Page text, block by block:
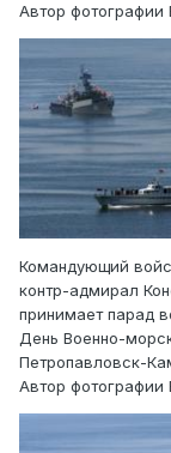
Автор
Командующий
контр-адмирал
принимает парад
День Военно-
Петропавловск-
Автор